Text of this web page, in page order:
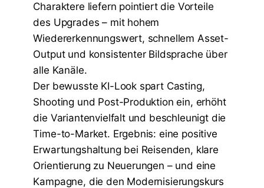
Charaktere liefern pointiert die Vorteile
des Upgrades – mit hohem
Wiedererkennungswert, schnellem Asset-
Output und konsistenter Bildsprache über
alle Kanäle.
Der bewusste KI-Look spart Casting,
Shooting und Post-Produktion ein, erhöht
die Variantenvielfalt und beschleunigt die
Time-to-Market. Ergebnis: eine positive
Erwartungshaltung bei Reisenden, klare
Orientierung zu Neuerungen – und eine
Kampagne, die den Modernisierungskurs